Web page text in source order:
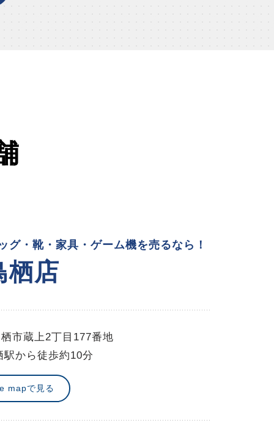
グ・靴・家具・ゲーム機を売るなら！
栖店
市蔵上2丁目177番地
駅から徒歩約10分
mapで見る